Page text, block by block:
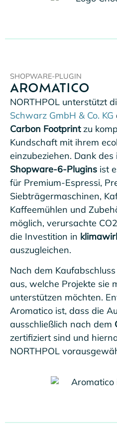
SHOPWARE-PLUGIN
AROMATICO
NORTHPOL unterstützt
Schwarz GmbH & Co. KG
Carbon Footprintzu
Kundschaft mit ihrem
einzubeziehen. Dank
Shopware-6-Plugins ist
für Premium-Espressi,
Siebträgermaschinen,
Kaffeemühlen und
möglich, verursachte
die Investition in
auszugleichen.
Nach dem
aus, welche Projekte sie
unterstützen möchten.
Aromatico ist, dass die
ausschließlich nach dem
zertifiziert sind und
NORTHPOL